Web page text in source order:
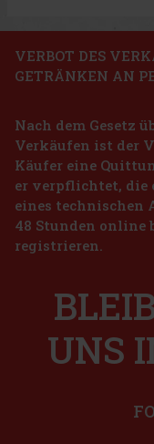
VERBOT DES
GETRÄNKEN AN
Nach dem Gesetz
Verkäufen ist der
Käufer eine
er verpflichtet, die
eines technischen
48 Stunden online
registrieren.
UNS